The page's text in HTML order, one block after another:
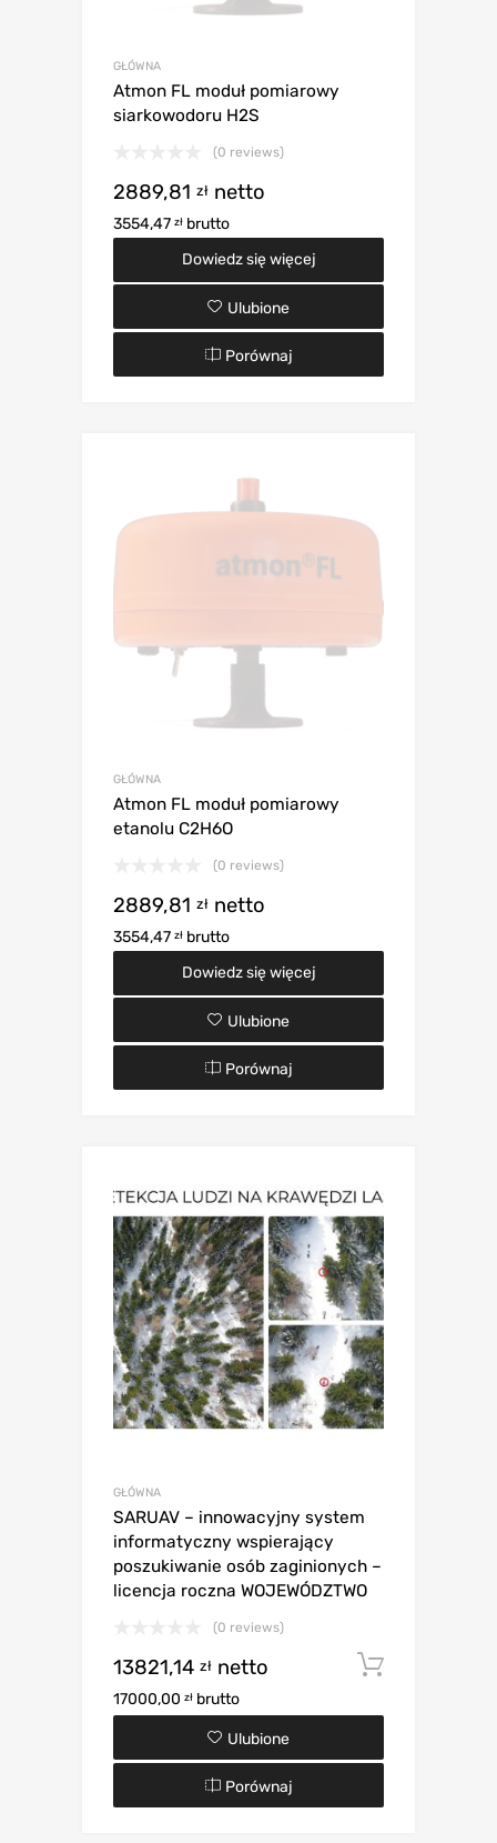
GŁÓWNA
Atmon FL moduł pomiarowy
siarkowodoru H2S
(0 reviews)
2889,81 zł netto
3554,47 zł brutto
Dowiedz się więcej
Ulubione
Porównaj
GŁÓWNA
Atmon FL moduł pomiarowy
etanolu C2H6O
(0 reviews)
2889,81 zł netto
3554,47 zł brutto
Dowiedz się więcej
Ulubione
Porównaj
GŁÓWNA
SARUAV – innowacyjny system
informatyczny wspierający
poszukiwanie osób zaginionych –
licencja roczna WOJEWÓDZTWO
(0 reviews)
13821,14 zł netto
17000,00 zł brutto
Ulubione
Porównaj